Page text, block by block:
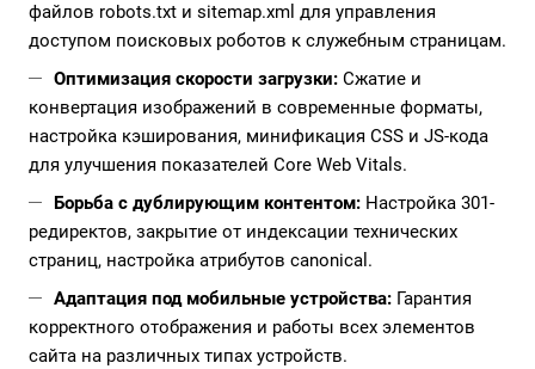
файлов robots.txt и sitemap.xml для управления
доступом поисковых роботов к служебным страницам.
Оптимизация скорости загрузки: Сжатие и
конвертация изображений в современные форматы,
настройка кэширования, минификация CSS и JS-кода
для улучшения показателей Core Web Vitals.
Борьба с дублирующим контентом: Настройка 301-
редиректов, закрытие от индексации технических
страниц, настройка атрибутов canonical.
Адаптация под мобильные устройства: Гарантия
корректного отображения и работы всех элементов
сайта на различных типах устройств.